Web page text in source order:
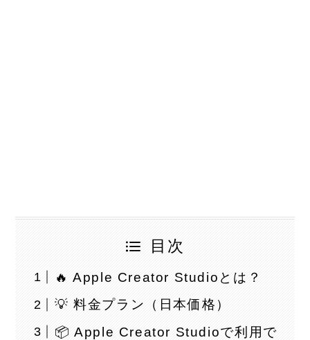
目次
🔥 Apple Creator Studioとは？
💡 料金プラン（日本価格）
📦 Apple Creator Studioで利用で